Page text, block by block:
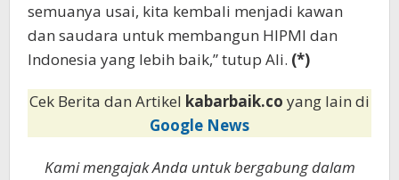
semuanya usai, kita kembali menjadi kawan
dan saudara untuk membangun HIPMI dan
Indonesia yang lebih baik,” tutup Ali. (*)
Cek Berita dan Artikel kabarbaik.co yang lain di
Google News
Kami mengajak Anda untuk bergabung dalam